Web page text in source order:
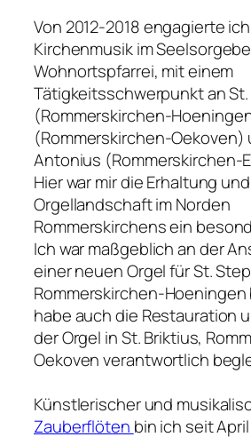
Von 2012-2018 engagierte
Kirchenmusik im
Wohnortspfarrei, mit einem
Tätigkeitsschwerpunkt an
(Rommerskirchen-
(Rommerskirchen-Oekoven)
Antonius (Rommerskirchen-
Hier war mir die Erhaltung
Orgellandschaft im Norden
Rommerskirchens ein
Ich war maßgeblich an der
einer neuen Orgel für St.
Rommerskirchen-
habe auch die Restauration
der Orgel in St. Briktius,
Oekoven verantwortlich
Künstlerischer und
Zauberflöten bin ich seit